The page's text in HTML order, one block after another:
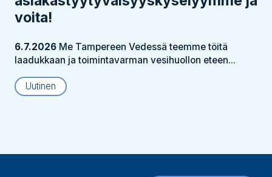
voita!
6.7.2026 Me Tampereen Vedessä teemme töitä
laadukkaan ja toimintavarman vesihuollon eteen...
Uutinen